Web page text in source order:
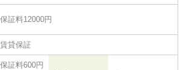
証料12000円
貸保証
証料600円